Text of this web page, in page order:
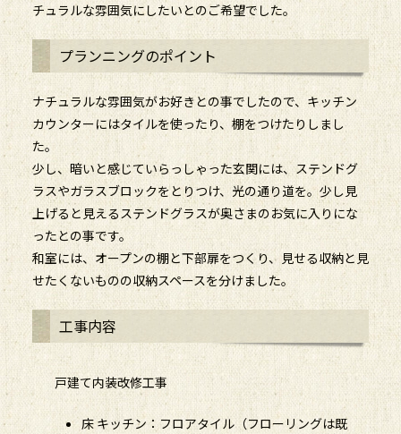
チュラルな雰囲気にしたいとのご希望でした。
プランニングのポイント
ナチュラルな雰囲気がお好きとの事でしたので、キッチン
カウンターにはタイルを使ったり、棚をつけたりしまし
た。
少し、暗いと感じていらっしゃった玄関には、ステンドグ
ラスやガラスブロックをとりつけ、光の通り道を。少し見
上げると見えるステンドグラスが奥さまのお気に入りにな
ったとの事です。
和室には、オープンの棚と下部扉をつくり、見せる収納と見
せたくないものの収納スペースを分けました。
工事内容
戸建て内装改修工事
床 キッチン：フロアタイル（フローリングは既